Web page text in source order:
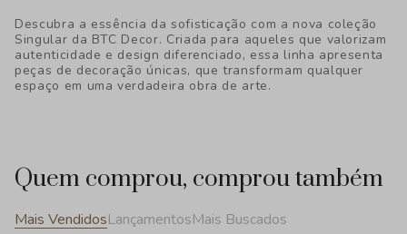
Descubra a essência da sofisticação com a nova coleção
Singular da BTC Decor. Criada para aqueles que valorizam
autenticidade e design diferenciado, essa linha apresenta
peças de decoração únicas, que transformam qualquer
espaço em uma verdadeira obra de arte.
Quem comprou, comprou também
Mais VendidosLançamentosMais Buscados